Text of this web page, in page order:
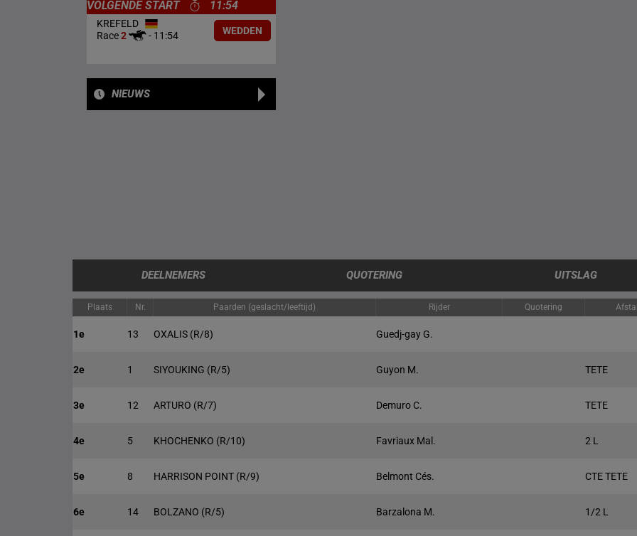
VOLGENDE START 11:54
KREFELD
Race2 - 11:54 WEDDEN
NIEUWS
DEELNEMERS QUOTERING UITSLAG
Plaats Nr. Paarden (geslacht/leeftijd) Rijder Quotering
1e 13 OXALIS (R/8) Guedj-gay G.
2e 1 SIYOUKING (R/5) Guyon M. TETE
3e 12 ARTURO (R/7) Demuro C. TETE
4e 5 KHOCHENKO (R/10) Favriaux Mal. 2 L
5e 8 HARRISON POINT (R/9) Belmont Cés. CTE TETE
6e 14 BOLZANO (R/5) Barzalona M. 1/2 L